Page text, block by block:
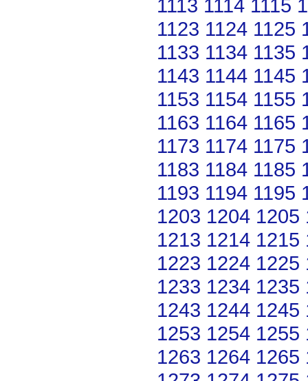
1113 1114 1115
1123 1124 1125
1133 1134 1135
1143 1144 1145
1153 1154 1155
1163 1164 1165
1173 1174 1175
1183 1184 1185
1193 1194 1195
1203 1204 1205
1213 1214 1215
1223 1224 1225
1233 1234 1235
1243 1244 1245
1253 1254 1255
1263 1264 1265